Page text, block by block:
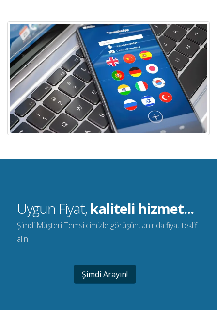
Uygun Fiyat, kaliteli hizmet...
Şimdi Müşteri Temsilcimizle görüşün, anında fiyat teklifi
alın!
Şimdi Arayın!